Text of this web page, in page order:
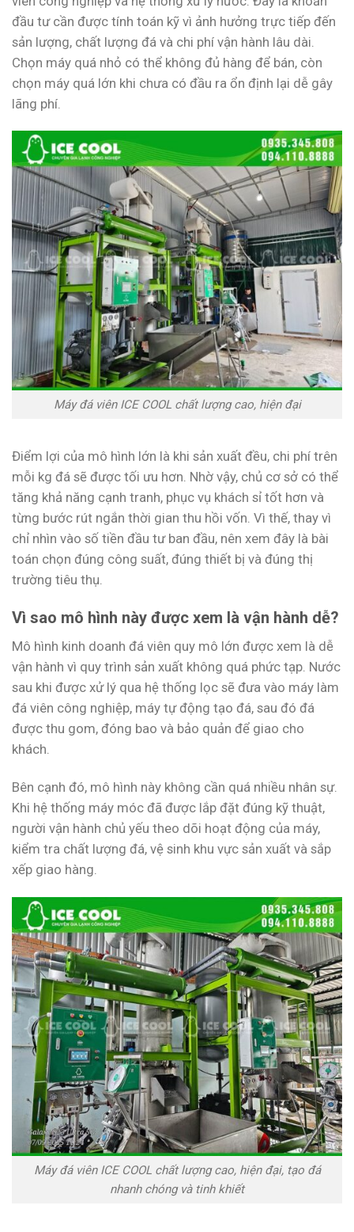
đầu tư cần được tính toán kỹ vì ảnh hưởng trực tiếp đến
sản lượng, chất lượng đá và chi phí vận hành lâu dài.
Chọn máy quá nhỏ có thể không đủ hàng để bán, còn
chọn máy quá lớn khi chưa có đầu ra ổn định lại dễ gây
lãng phí.
Máy đá viên ICE COOL chất lượng cao, hiện đại
Điểm lợi của mô hình lớn là khi sản xuất đều, chi phí trên
mỗi kg đá sẽ được tối ưu hơn. Nhờ vậy, chủ cơ sở có thể
tăng khả năng cạnh tranh, phục vụ khách sỉ tốt hơn và
từng bước rút ngắn thời gian thu hồi vốn. Vì thế, thay vì
chỉ nhìn vào số tiền đầu tư ban đầu, nên xem đây là bài
toán chọn đúng công suất, đúng thiết bị và đúng thị
trường tiêu thụ.
Vì sao mô hình này được xem là vận hành dễ?
Mô hình kinh doanh đá viên quy mô lớn được xem là dễ
vận hành vì quy trình sản xuất không quá phức tạp. Nước
sau khi được xử lý qua hệ thống lọc sẽ đưa vào máy làm
đá viên công nghiệp, máy tự động tạo đá, sau đó đá
được thu gom, đóng bao và bảo quản để giao cho
khách.
Bên cạnh đó, mô hình này không cần quá nhiều nhân sự.
Khi hệ thống máy móc đã được lắp đặt đúng kỹ thuật,
người vận hành chủ yếu theo dõi hoạt động của máy,
kiểm tra chất lượng đá, vệ sinh khu vực sản xuất và sắp
xếp giao hàng.
Máy đá viên ICE COOL chất lượng cao, hiện đại, tạo đá
nhanh chóng và tinh khiết